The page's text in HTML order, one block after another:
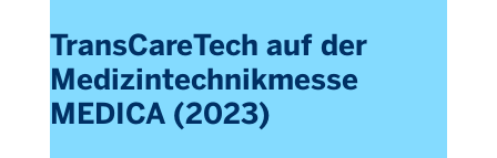
TransCareTech auf der
Medizintechnikmesse
MEDICA (2023)